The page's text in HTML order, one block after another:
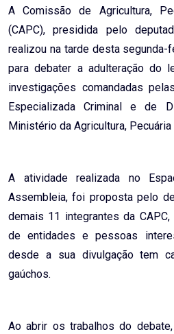
A Comissão de Agricultura,
(CAPC), presidida pelo
realizou na tarde desta segunda-
para debater a adulteração do
investigações comandadas
Especializada Criminal e de
Ministério da Agricultura,
A atividade realizada no
Assembleia, foi proposta pelo
demais 11 integrantes da CAPC,
de entidades e pessoas
desde a sua divulgação tem
gaúchos.
Ao abrir os trabalhos do